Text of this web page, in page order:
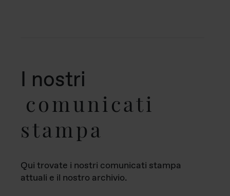
I nostri
comunicati
stampa
Qui trovate i nostri comunicati stampa
attuali e il nostro archivio.